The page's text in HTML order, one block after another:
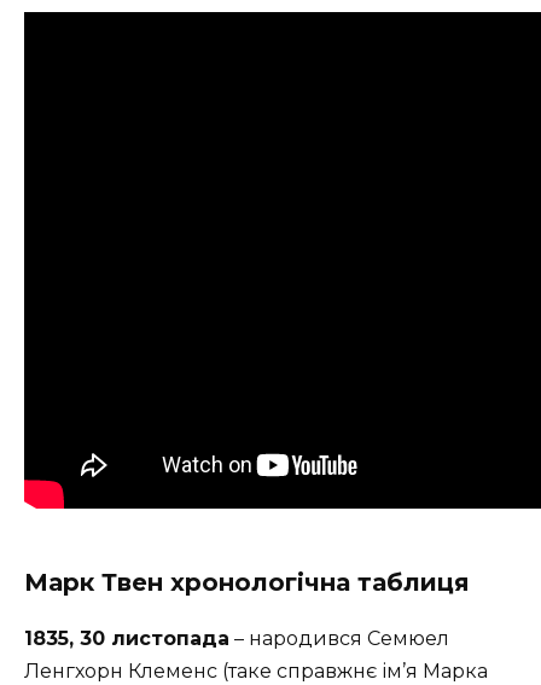
Марк Твен хронологічна таблиця
1835, 30 листопада – народився Семюел
Ленгхорн Клеменс (таке справжнє ім’я Марка